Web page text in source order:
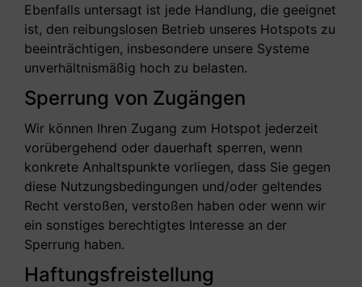
Ebenfalls untersagt ist jede Handlung, die geeignet
ist, den reibungslosen Betrieb unseres Hotspots zu
beeinträchtigen, insbesondere unsere Systeme
unverhältnismäßig hoch zu belasten.
Sperrung von Zugängen
Wir können Ihren Zugang zum Hotspot jederzeit
vorübergehend oder dauerhaft sperren, wenn
konkrete Anhaltspunkte vorliegen, dass Sie gegen
diese Nutzungsbedingungen und/oder geltendes
Recht verstoßen, verstoßen haben oder wenn wir
ein sonstiges berechtigtes Interesse an der
Sperrung haben.
Haftungsfreistellung